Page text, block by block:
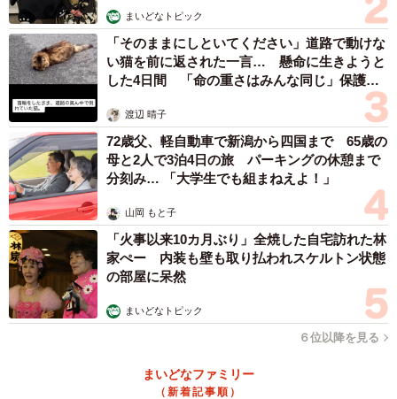
さらに、『小右記』長和四年（1015）五月二十二日条に
は、陁観（高階成忠）の霊が顕われます。彼は、中宮定子
の母方の祖父であり、長徳元年（995）の藤原道長と藤原伊
周（演・三浦翔平さん）の争いの時に、陰陽師を使って、
道長を呪詛した人物です。民部掌侍（女房、憑坐）に乗り
移り、民部の子どもに暴力をふるうため、三条天皇が子供
を抱きかかえます。それでも「霊物」は忿怒して、その子
どもを踏みつけ、蔵人が取り離しました。憑祈祷の現場の
すさまじさが伝わってきます。五月二十七日にも、天皇の
目の具合が悪くなったため、心誉に加持祈祷させたとこ
ろ、聖天（仏教を守護する天部の善神）が顕われ、三条天
皇が聖天供の法要を皇太子の時には行っていたもの、即位
してから供養をしていないため、「之に因りて祟りを成
このように三条天皇の眼病平癒にあたっては、天台宗の験
まいどなトピック
「そのままにしといてください」道路で動けな
い猫を前に返された一言… 懸命に生きようと
した4日間 「命の重さはみんな同じ」保護団
渡辺 晴子
72歳父、軽自動車で新潟から四国まで 65歳の
母と2人で3泊4日の旅 パーキングの休憩まで
分刻み… 「大学生でも組まねえよ！」
山岡 もと子
「火事以来10カ月ぶり」全焼した自宅訪れた林
家ぺー 内装も壁も取り払われスケルトン状態
の部屋に呆然
まいどなトピック
６位以降を見る
まいどなファミリー
（新着記事順）